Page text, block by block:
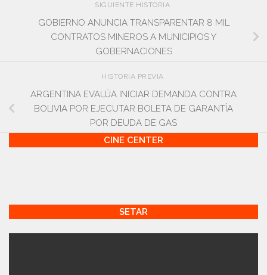
SIGUIENTE HISTORIA
GOBIERNO ANUNCIA TRANSPARENTAR 8 MIL
CONTRATOS MINEROS A MUNICIPIOS Y
GOBERNACIONES
HISTORIA PREVIA
ARGENTINA EVALÚA INICIAR DEMANDA CONTRA
BOLIVIA POR EJECUTAR BOLETA DE GARANTÍA
POR DEUDA DE GAS
CINE CENTER
SETAR